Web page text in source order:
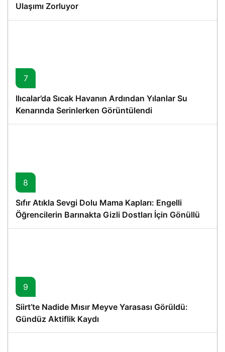
Ulaşımı Zorluyor
7
Ilıcalar’da Sıcak Havanın Ardından Yılanlar Su
Kenarında Serinlerken Görüntülendi
8
Sıfır Atıkla Sevgi Dolu Mama Kapları: Engelli
Öğrencilerin Barınakta Gizli Dostları İçin Gönüllü
Proje
9
Siirt’te Nadide Mısır Meyve Yarasası Görüldü:
Gündüz Aktiflik Kaydı